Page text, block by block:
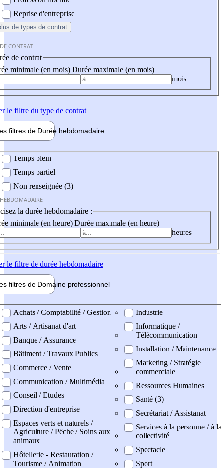
Reprise d'entreprise
de types de contrat
CONTRAT
de contrat
minimale (en mois) Durée maximale (en mois)
mois
le filtre du type de contrat
filtres de Durée hebdomadaire
Temps plein
Temps partiel
Non renseignée (3)
la durée hebdomadaire :
minimale (en heure) Durée maximale (en heure)
heures
le filtre de durée hebdomadaire
filtres de Domaine professionnel
professionel
Achats / Comptabilité / Gestion
Arts / Artisanat d'art
Banque / Assurance
Bâtiment / Travaux Publics
Commerce / Vente
Communication / Multimédia
Conseil / Etudes
Direction d'entreprise
Espaces verts et naturels /
Agriculture / Pêche / Soins aux
animaux
Hôtellerie - Restauration /
Tourisme / Animation
Industrie
Informatique /
Télécommunication
Installation / Maintenance
Marketing / Stratégie
commerciale
Ressources Humaines
Santé (3)
Secrétariat / Assistanat
Services à la personne / à la
collectivité
Spectacle
Sport